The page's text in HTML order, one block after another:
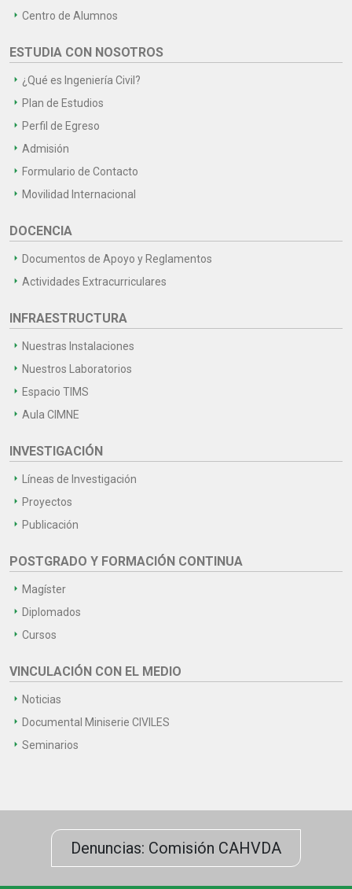
Centro de Alumnos
ESTUDIA CON NOSOTROS
¿Qué es Ingeniería Civil?
Plan de Estudios
Perfil de Egreso
Admisión
Formulario de Contacto
Movilidad Internacional
DOCENCIA
Documentos de Apoyo y Reglamentos
Actividades Extracurriculares
INFRAESTRUCTURA
Nuestras Instalaciones
Nuestros Laboratorios
Espacio TIMS
Aula CIMNE
INVESTIGACIÓN
Líneas de Investigación
Proyectos
Publicación
POSTGRADO Y FORMACIÓN CONTINUA
Magíster
Diplomados
Cursos
VINCULACIÓN CON EL MEDIO
Noticias
Documental Miniserie CIVILES
Seminarios
Denuncias: Comisión CAHVDA